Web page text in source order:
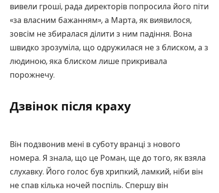
вивели гроші, рада директорів попросила його піти
«за власним бажанням», а Марта, як виявилося,
зовсім не збиралася ділити з ним падіння. Вона
швидко зрозуміла, що одружилася не з блиском, а з
людиною, яка блиском лише прикривала
порожнечу.
Дзвінок після краху
Він подзвонив мені в суботу вранці з нового
номера. Я знала, що це Роман, ще до того, як взяла
слухавку. Його голос був хрипкий, ламкий, ніби він
не спав кілька ночей поспіль. Спершу він